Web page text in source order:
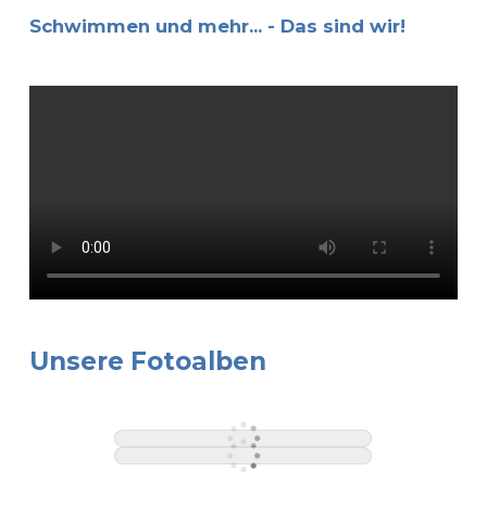
Schwimmen und mehr... - Das sind wir!
Unsere Fotoalben